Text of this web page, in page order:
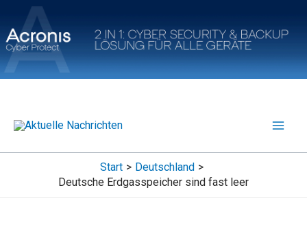
Inhalt
springen
Start
Deutschland
Deutsche Erdgasspeicher sind fast leer